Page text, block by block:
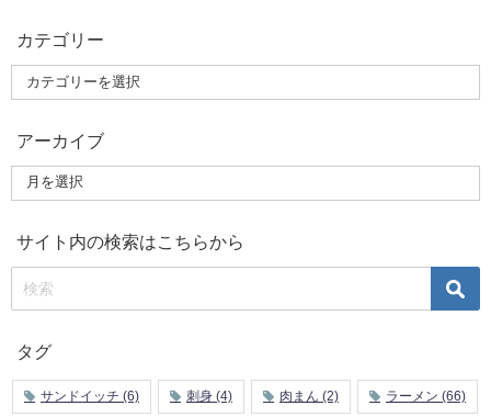
カテゴリー
アーカイブ
サイト内の検索はこちらから
タグ
サンドイッチ (6) 刺身 (4) 肉まん (2) ラーメン (66)